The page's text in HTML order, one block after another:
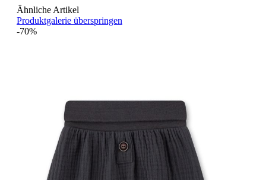
Ähnliche Artikel
Produktgalerie überspringen
-70%